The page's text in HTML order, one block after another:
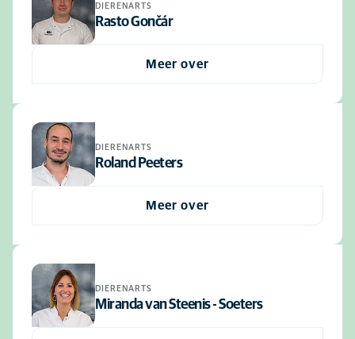
DIERENARTS
Rasto Gončár
Meer over
DIERENARTS
Roland Peeters
Meer over
DIERENARTS
Miranda van Steenis - Soeters